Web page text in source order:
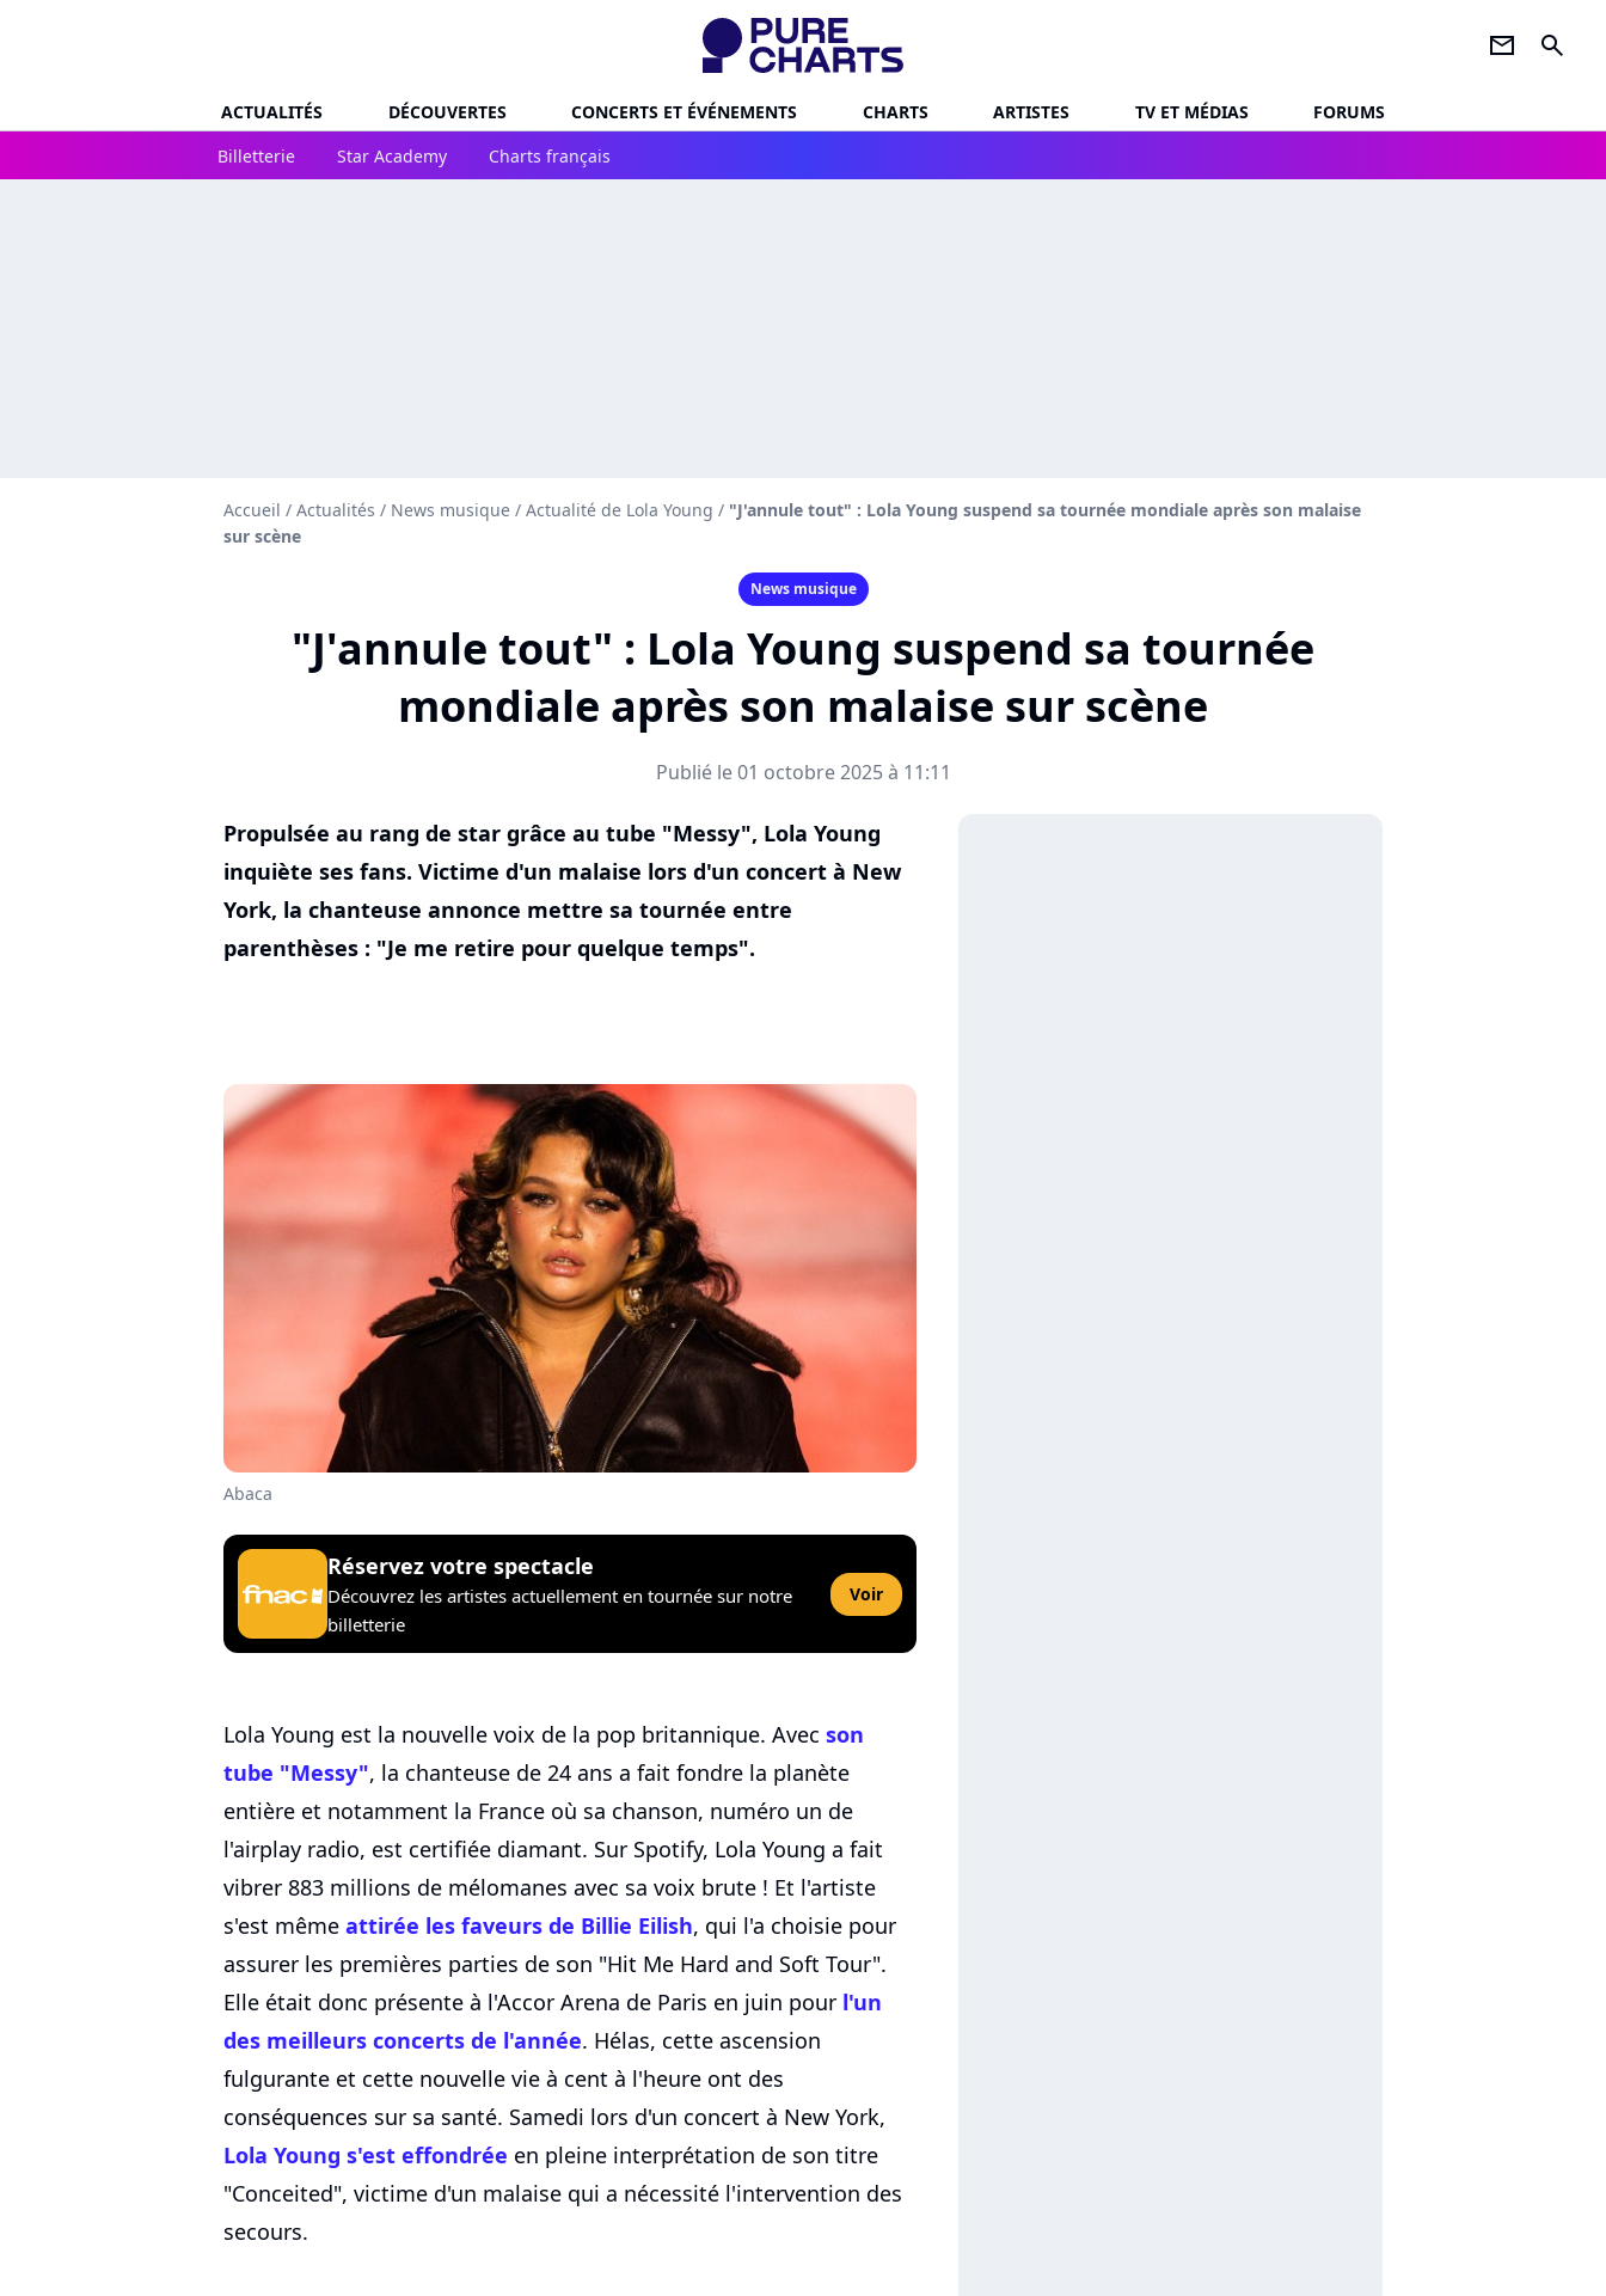
newsletter search
ACTUALITÉS DÉCOUVERTES CONCERTS ET ÉVÉNEMENTS CHARTS ARTISTES TV ET MÉDIAS
FORUMS
Billetterie
Star Academy Charts français
Accueil / Actualités / News musique / Actualité de Lola Young / "J'annule tout" : Lola Young suspend sa tournée mondiale après son malaise
sur scène
News musique
"J'annule tout" : Lola Young suspend sa tournée
mondiale après son malaise sur scène
Publié le 01 octobre 2025 à 11:11
Propulsée au rang de star grâce au tube "Messy", Lola Young
inquiète ses fans. Victime d'un malaise lors d'un concert à New
York, la chanteuse annonce mettre sa tournée entre
parenthèses : "Je me retire pour quelque temps".
Abaca
Réservez votre spectacle
Découvrez les artistes actuellement en tournée sur notre
billetterie
Voir
Lola Young est la nouvelle voix de la pop britannique. Avec son
tube "Messy", la chanteuse de 24 ans a fait fondre la planète
entière et notamment la France où sa chanson, numéro un de
l'airplay radio, est certifiée diamant. Sur Spotify, Lola Young a fait
vibrer 883 millions de mélomanes avec sa voix brute ! Et l'artiste
s'est même attirée les faveurs de Billie Eilish, qui l'a choisie pour
assurer les premières parties de son "Hit Me Hard and Soft Tour".
Elle était donc présente à l'Accor Arena de Paris en juin pour l'un
des meilleurs concerts de l'année. Hélas, cette ascension
fulgurante et cette nouvelle vie à cent à l'heure ont des
conséquences sur sa santé. Samedi lors d'un concert à New York,
Lola Young s'est effondrée en pleine interprétation de son titre
"Conceited", victime d'un malaise qui a nécessité l'intervention des
secours.